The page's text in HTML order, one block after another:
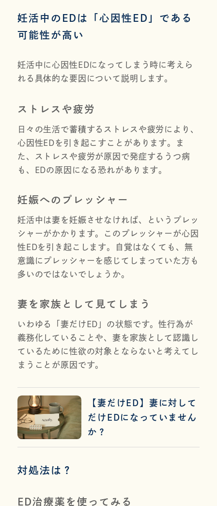
妊活中のEDは「心因性ED」である
可能性が高い
妊活中に心因性EDになってしまう時に考えら
れる具体的な要因について説明します。
ストレスや疲労
日々の生活で蓄積するストレスや疲労により、
心因性EDを引き起こすことがあります。ま
た、ストレスや疲労が原因で発症するうつ病
も、EDの原因になる恐れがあります。
妊娠へのプレッシャー
妊活中は妻を妊娠させなければ、というプレッ
シャーがかかります。このプレッシャーが心因
性EDを引き起こします。自覚はなくても、無
意識にプレッシャーを感じてしまっていた方も
多いのではないでしょうか。
妻を家族として見てしまう
いわゆる「妻だけED」の状態です。性行為が
義務化していることや、妻を家族として認識し
ているために性欲の対象とならないと考えてし
まうことが原因です。
【妻だけED】妻に対して
だけEDになっていません
か？
対処法は？
ED治療薬を使ってみる